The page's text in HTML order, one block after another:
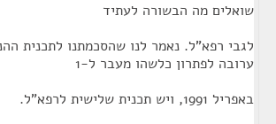
שואלים מה הבשורה לעתיד
לגבי רפא"ל. נאמר לנו שהסכמתנו לתכנית
ערובה לפתרון כלשהו מעבר ל-1
באפריל 1991, ויש תכנית שלישית לרפא"ל.